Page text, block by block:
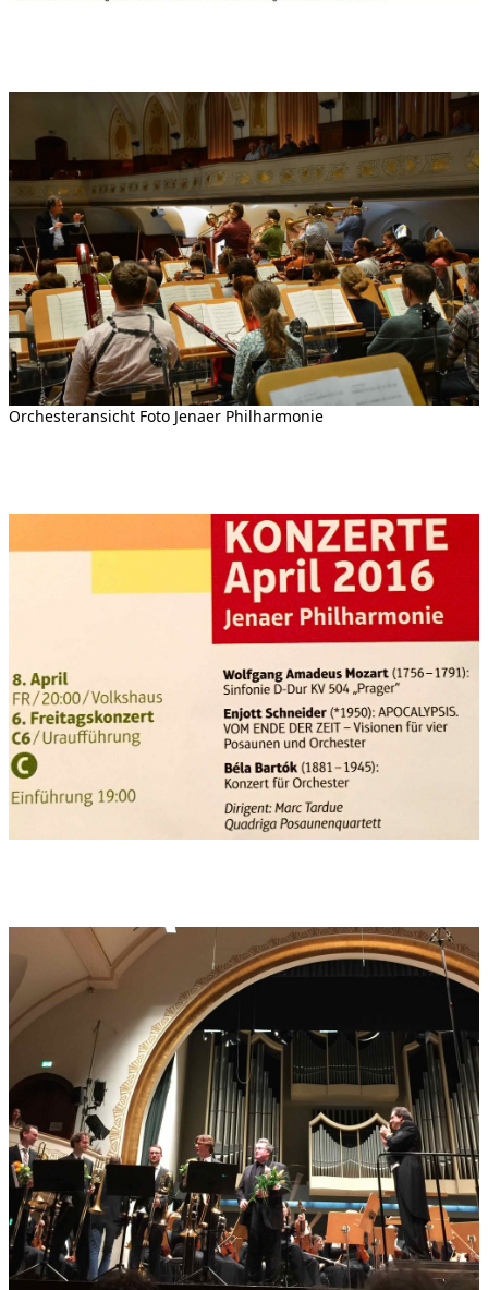
Orchesteransicht Foto Jenaer Philharmonie